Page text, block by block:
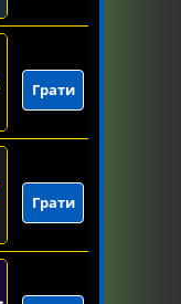
Грати
Грати